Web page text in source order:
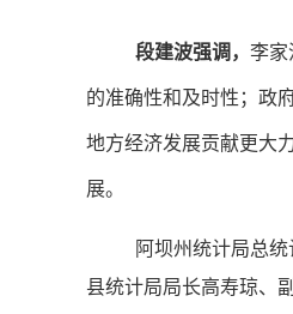
段建波强调 ，李家
的准确性和及时性；政
地方经济发展贡献更大
展。
阿坝州统计局总
县统计局局长高寿琼、